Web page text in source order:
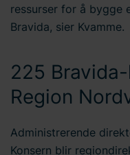
ressurser for å bygge
Bravida, sier Kvamme.
225
Region
Administrerende
Konsern blir